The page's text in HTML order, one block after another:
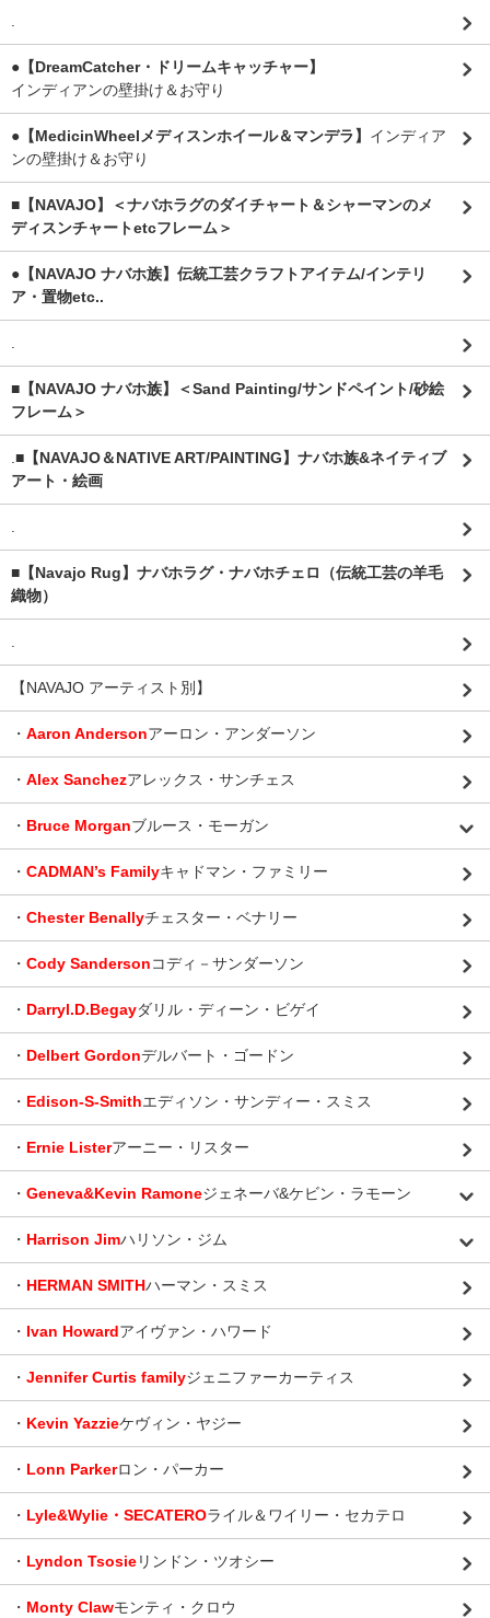
●【DreamCatcher・ドリームキャッチャー】
インディアンの壁掛け＆お守り
●【MedicinWheelメディスンホイール＆マンデラ】 インディア
ンの壁掛け＆お守り
■【NAVAJO】＜ナバホラグのダイチャート＆シャーマンのメ
ディスンチャートetcフレーム＞
●【NAVAJO ナバホ族】伝統工芸クラフトアイテム/インテリ
ア・置物etc..
■【NAVAJO ナバホ族】＜Sand Painting/サンドペイント/砂絵
フレーム＞
■【NAVAJO＆NATIVE ART/PAINTING】ナバホ族&ネイティブ
アート・絵画
■【Navajo Rug】ナバホラグ・ナバホチェロ（伝統工芸の羊毛
織物）
【NAVAJO アーティスト別】
・ Aaron Andersonアーロン・アンダーソン
・ Alex Sanchezアレックス・サンチェス
・ Bruce Morganブルース・モーガン
・ CADMAN’s Familyキャドマン・ファミリー
・ Chester Benallyチェスター・ベナリー
・ Cody Sandersonコディ－サンダーソン
・ Darryl.D.Begayダリル・ディーン・ビゲイ
・ Delbert Gordonデルバート・ゴードン
・ Edison-S-Smithエディソン・サンディー・スミス
・ Ernie Listerアーニー・リスター
・ Geneva&Kevin Ramoneジェネーバ&ケビン・ラモーン
・ Harrison Jimハリソン・ジム
・ HERMAN SMITHハーマン・スミス
・ Ivan Howardアイヴァン・ハワード
・ Jennifer Curtis familyジェニファーカーティス
・ Kevin Yazzieケヴィン・ヤジー
・ Lonn Parkerロン・パーカー
・ Lyle&Wylie・SECATEROライル＆ワイリー・セカテロ
・ Lyndon Tsosieリンドン・ツオシー
・ Monty Clawモンティ・クロウ